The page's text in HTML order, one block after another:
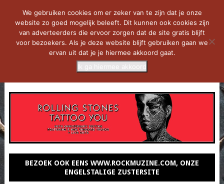
BEZOEK OOK EENS WWW.ROCKMUZINE.COM, ONZE
ENGELSTALIGE ZUSTERSITE
We gebruiken cookies om er zeker van te zijn dat je onze
website zo goed mogelijk beleeft. Dit kunnen ook cookies zijn
van adverteerders die ervoor zorgen dat de site gratis blijft
voor bezoekers. Als je deze website blijft gebruiken gaan we
ervan uit dat je je hiermee akkoord gaat.
Ik ga hiermee akkoord